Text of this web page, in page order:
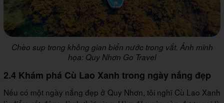
Chèo sup trong không gian biển nước trong vắt. Ảnh minh
họa: Quy Nhơn Go Travel
2.4 Khám phá Cù Lao Xanh trong ngày nắng đẹp
Nếu có một ngày nắng đẹp ở Quy Nhơn, tôi nghĩ Cù Lao Xanh